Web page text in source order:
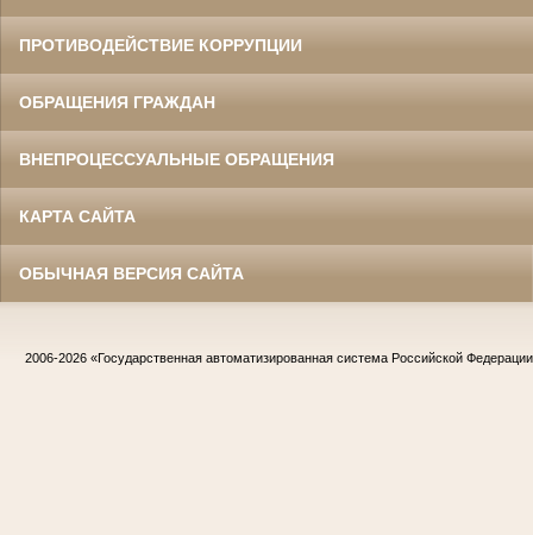
ПРОТИВОДЕЙСТВИЕ КОРРУПЦИИ
ОБРАЩЕНИЯ ГРАЖДАН
ВНЕПРОЦЕССУАЛЬНЫЕ ОБРАЩЕНИЯ
КАРТА САЙТА
ОБЫЧНАЯ ВЕРСИЯ САЙТА
2006-2026 «Государственная автоматизированная система Российской